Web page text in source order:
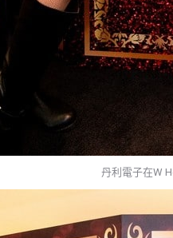
丹利電子在W